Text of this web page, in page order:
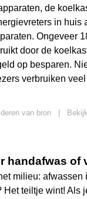
de
in huis
Ongeveer
door de
op besparen.
verbruiken
van bron
handafwas of
milieu: afwassen
Het teiltje wint! Als